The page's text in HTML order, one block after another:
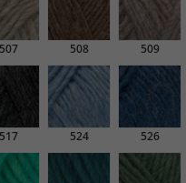
507 508 509
517 524 526